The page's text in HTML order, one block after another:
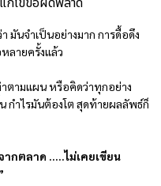
มันจำเป็นอย่างมาก การดื้อดึง
ลายครั้งแล้ว
ำตามแผน หรือคิดว่าทุกอย่าง
กำไรมันต้องโต สุดท้ายผลลัพธ์ก็
ากตลาด …..ไม่เคยเขียน